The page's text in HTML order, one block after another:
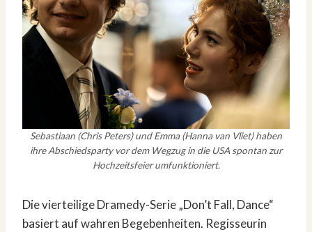
Sebastiaan (Chris Peters) und Emma (Hanna van Vliet) haben
ihre Abschiedsparty vor dem Wegzug in die USA spontan zur
Hochzeitsfeier umfunktioniert.
Die vierteilige Dramedy-Serie „Don’t Fall, Dance“
basiert auf wahren Begebenheiten. Regisseurin